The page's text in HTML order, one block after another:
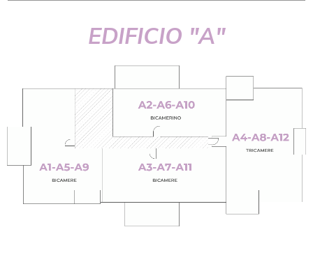
EDIFICIO "A"